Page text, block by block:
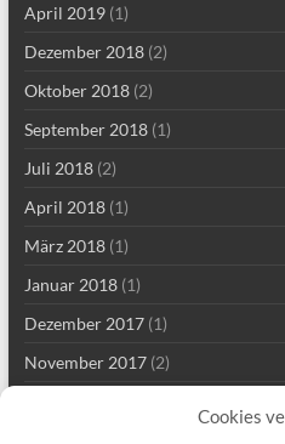
Cookies
April 2019(1)
Dezember 2018(2)
Oktober 2018(2)
September 2018(1)
Juli 2018(2)
April 2018(1)
März 2018(1)
Januar 2018(1)
Dezember 2017(1)
November 2017(2)